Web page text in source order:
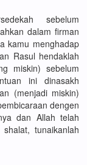
sebelum
dalam firman
kamu menghadap
Rasul hendaklah
miskin) sebelum
ini dinasakh
(menjadi miskin)
dengen
dan Allah telah
tunaikanlah